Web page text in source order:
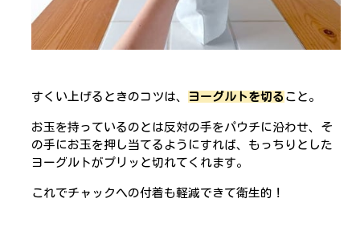
すくい上げるときのコツは、 ヨーグルトを切る こと。
お玉を持っているのとは反対の手をパウチに沿わせ、そ
の手にお玉を押し当てるようにすれば、もっちりとした
ヨーグルトがプリッと切れてくれます。
これでチャックへの付着も軽減できて衛生的！